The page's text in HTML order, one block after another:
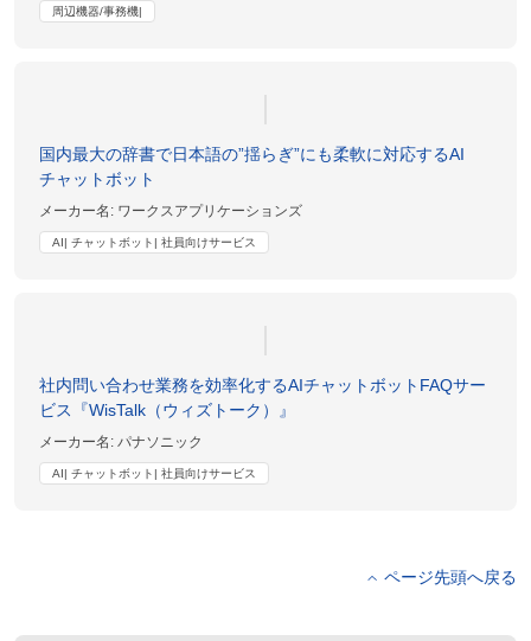
周辺機器/事務機|
国内最大の辞書で日本語の”揺らぎ”にも柔軟に対応するAI
チャットボット
メーカー名: ワークスアプリケーションズ
AI| チャットボット| 社員向けサービス
社内問い合わせ業務を効率化するAIチャットボットFAQサー
ビス『WisTalk（ウィズトーク）』
メーカー名:パナソニック
AI| チャットボット| 社員向けサービス
ページ先頭へ戻る